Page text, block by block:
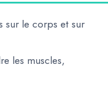
sur le corps et sur
les muscles,